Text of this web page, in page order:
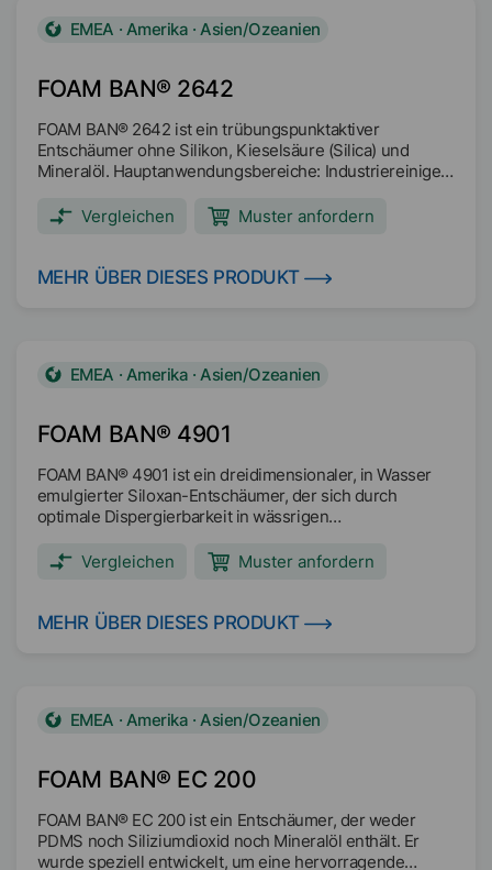
FOAM BAN® 2642
EMEA · Amerika · Asien/Ozeanien
FOAM BAN® 2642 ist ein trübungspunktaktiver
Entschäumer ohne Silikon, Kieselsäure (Silica) und
Mineralöl. Hauptanwendungsbereiche: Industriereiniger
Vergleichen
Muster anfordern
MEHR ÜBER DIESES PRODUKT
FOAM BAN® 4901
EMEA · Amerika · Asien/Ozeanien
FOAM BAN® 4901 ist ein dreidimensionaler, in Wasser
emulgierter Siloxan-Entschäumer, der sich durch
optimale Dispergierbarkeit in wässrigen
als tankseitiger Entschäumer konzipiert, der sowohl eine
schnelle anfängliche Schaumunterdrückung als auch
gewährleistet. Hauptanwendungsbereiche:
Vergleichen Muster anfordern
MEHR ÜBER DIESES PRODUKT
FOAM BAN® EC 200
EMEA · Amerika · Asien/Ozeanien
FOAM BAN® EC 200 ist ein Entschäumer, der weder
PDMS noch Siliziumdioxid noch Mineralöl enthält. Er
wurde speziell entwickelt, um eine hervorragende